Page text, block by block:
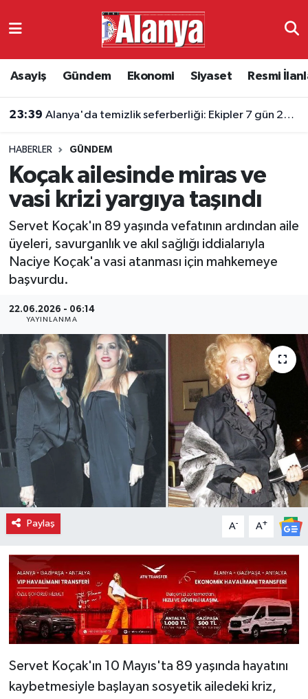
Asayiş Gündem Ekonomi Siyaset Resmi
23:39 Alanya'da temizlik seferberliği: Ekipler 7 gün 24 saat sahada
HABERLER GÜNDEM
Koçak ailesinde miras ve
vasi krizi yargıya taşındı
Servet Koçak'ın 89 yaşında vefatının ardından aile
üyeleri, savurganlık ve akıl sağlığı iddialarıyla
Naciye Koçak'a vasi atanması için mahkemeye
başvurdu.
22.06.2026 - 06:14
YAYINLANMA
Paylaş A- A+
Servet Koçak'ın 10 Mayıs'ta 89 yaşında hayatını
kaybetmesiyle başlayan sosyetik ailedeki kriz,
Ekonomi
Resmi İlanlar
Alanyaspor
Turizm
Antalya Namaz Vakitleri
Süper Lig Puan Durumu ve Fikstür
Tüm Manşetler
Son Dakika Haberleri